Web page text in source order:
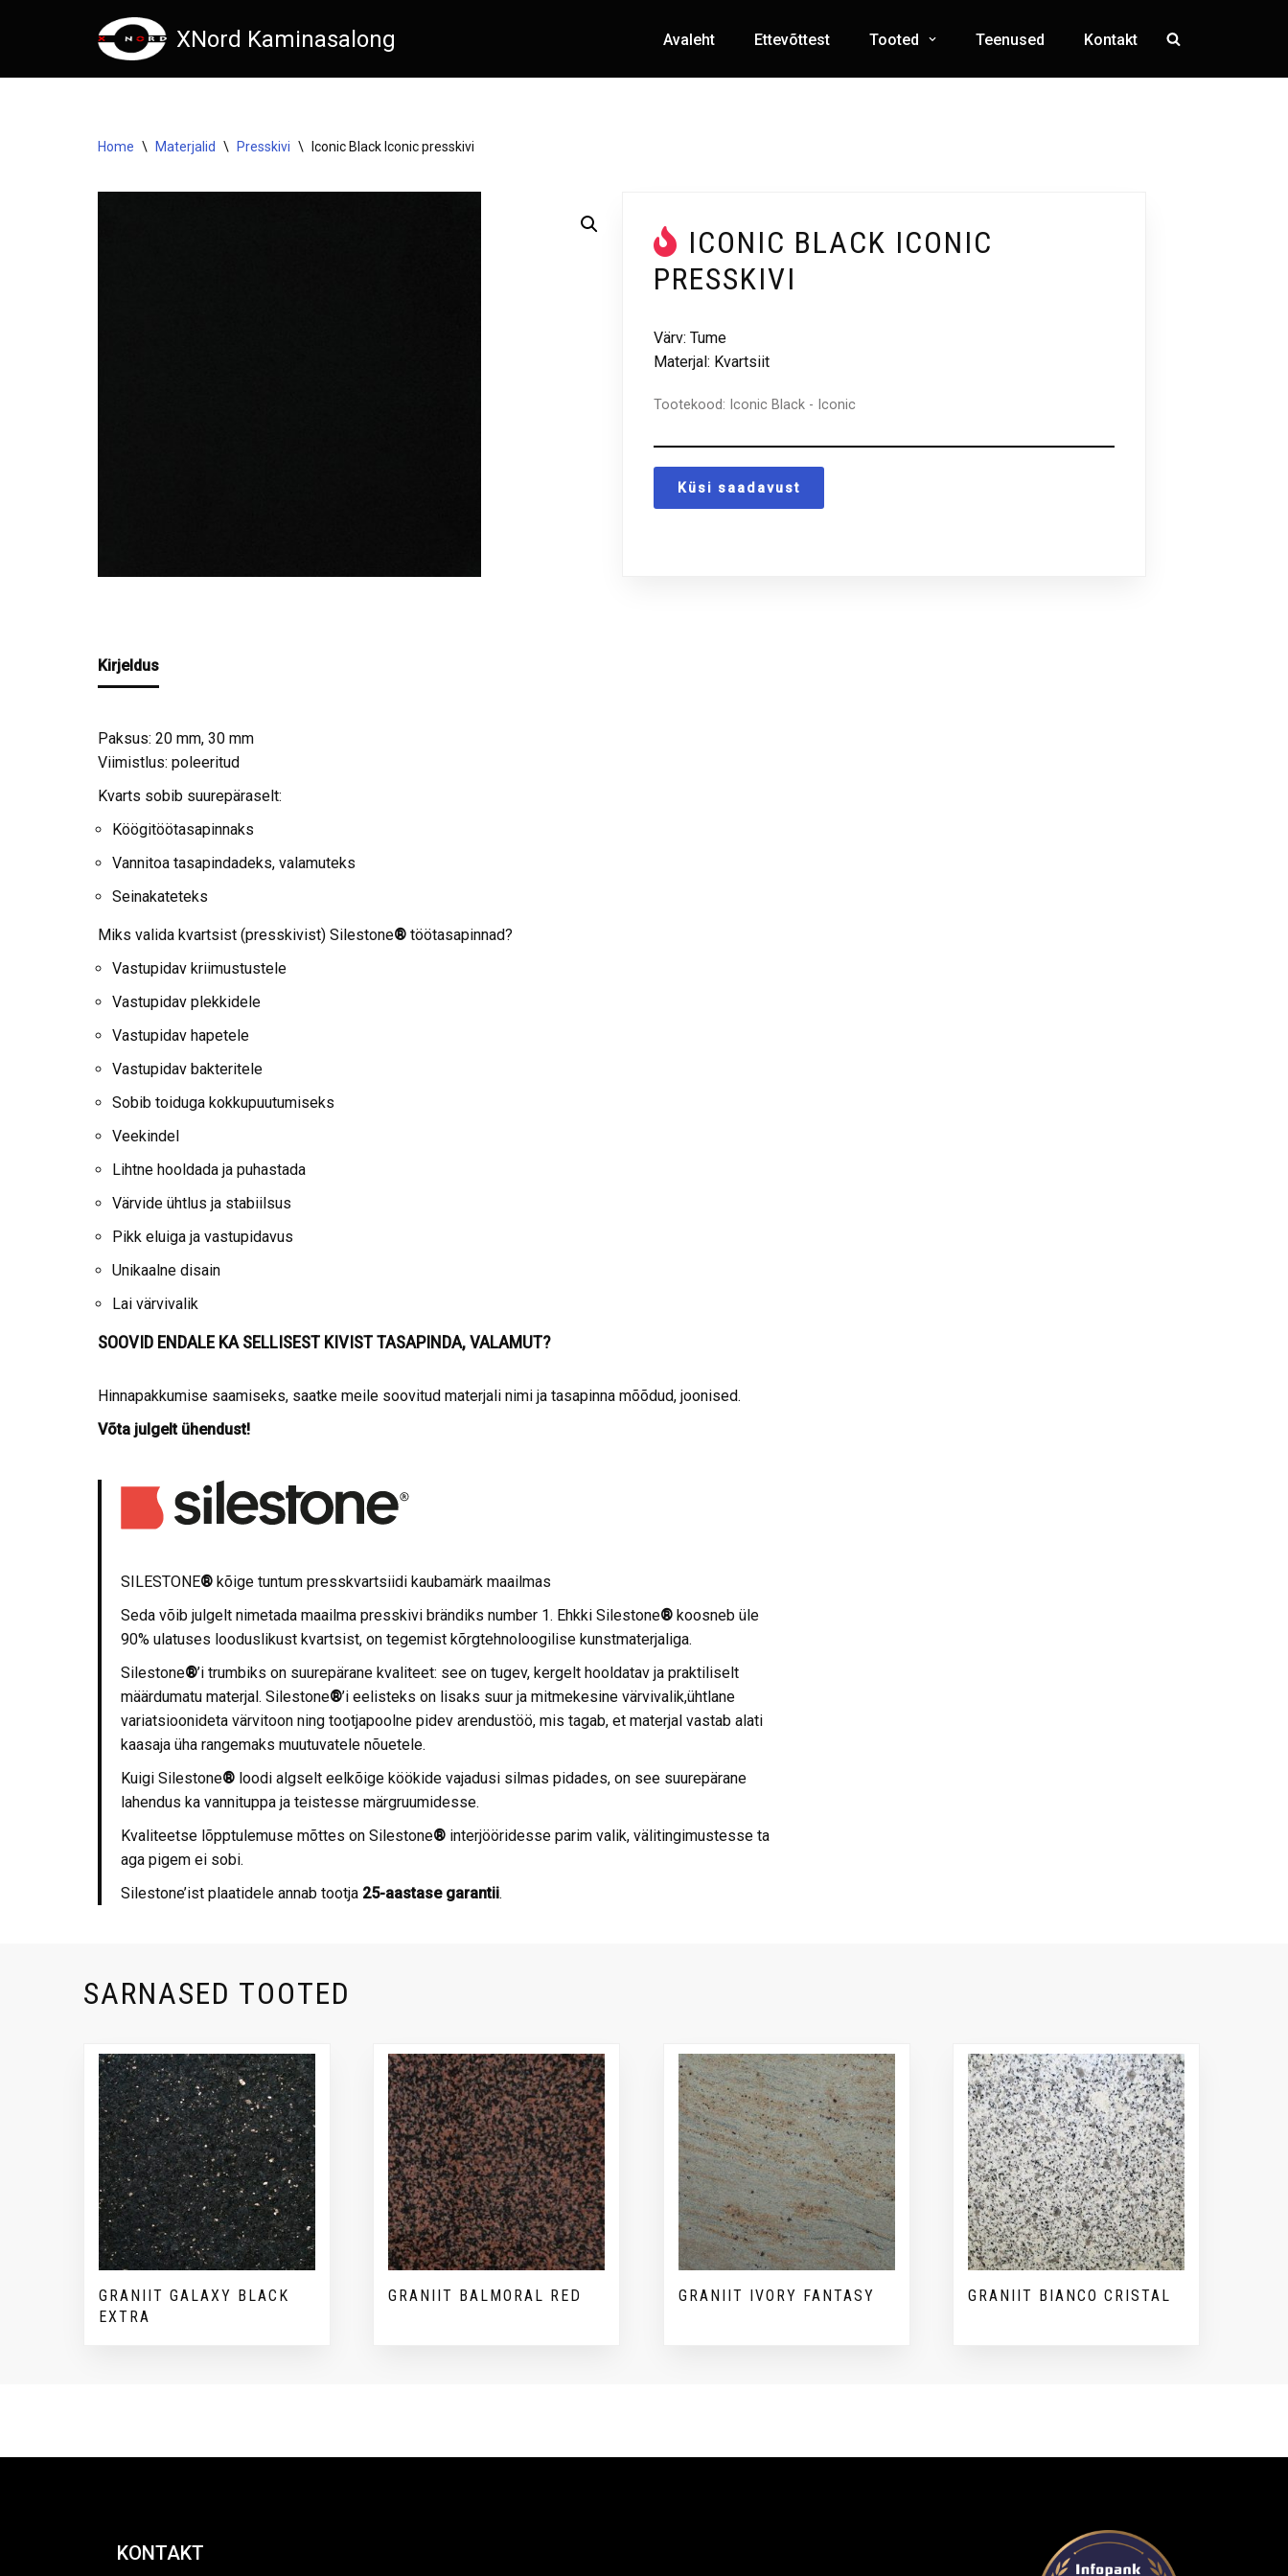
to
XNord Kaminasalong Avaleht Ettevõttest Tooted Teenused Kontakt
Home \ Materjalid \ Presskivi \ Iconic Black Iconic presskivi
ICONIC BLACK ICONIC
PRESSKIVI
Värv: Tume
Materjal: Kvartsiit
Tootekood: Iconic Black - Iconic
Küsi saadavust
Kirjeldus
Paksus: 20 mm, 30 mm
Viimistlus: poleeritud
Kvarts sobib suurepäraselt:
Köögitöötasapinnaks
Vannitoa tasapindadeks, valamuteks
Seinakateteks
Miks valida kvartsist (presskivist) Silestone® töötasapinnad?
Vastupidav kriimustustele
Vastupidav plekkidele
Vastupidav hapetele
Vastupidav bakteritele
Sobib toiduga kokkupuutumiseks
Veekindel
Lihtne hooldada ja puhastada
Värvide ühtlus ja stabiilsus
Pikk eluiga ja vastupidavus
Unikaalne disain
Lai värvivalik
SOOVID ENDALE KA SELLISEST KIVIST TASAPINDA, VALAMUT?
Hinnapakkumise saamiseks, saatke meile soovitud materjali nimi ja tasapinna mõõdud, joonised.
Võta julgelt ühendust!
SILESTONE® kõige tuntum presskvartsiidi kaubamärk maailmas
Seda võib julgelt nimetada maailma presskivi brändiks number 1. Ehkki Silestone® koosneb üle
90% ulatuses looduslikust kvartsist, on tegemist kõrgtehnoloogilise kunstmaterjaliga.
Silestone®’i trumbiks on suurepärane kvaliteet: see on tugev, kergelt hooldatav ja praktiliselt
määrdumatu materjal. Silestone®’i eelisteks on lisaks suur ja mitmekesine värvivalik,ühtlane
variatsioonideta värvitoon ning tootjapoolne pidev arendustöö, mis tagab, et materjal vastab alati
kaasaja üha rangemaks muutuvatele nõuetele.
Kuigi Silestone® loodi algselt eelkõige köökide vajadusi silmas pidades, on see suurepärane
lahendus ka vannituppa ja teistesse märgruumidesse.
Kvaliteetse lõpptulemuse mõttes on Silestone® interjööridesse parim valik, välitingimustesse ta
aga pigem ei sobi.
Silestone’ist plaatidele annab tootja 25-aastase garantii.
SARNASED TOOTED
GRANIIT GALAXY BLACK
EXTRA
GRANIIT BALMORAL RED GRANIIT IVORY FANTASY GRANIIT BIANCO CRISTAL
KONTAKT